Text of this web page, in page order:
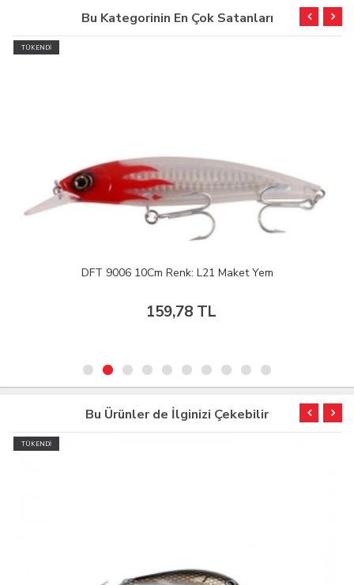
Bu Kategorinin En Çok Satanları
TÜKENDİ
DFT 9006 10Cm Renk: L21 Maket Yem
159,78 TL
Bu Ürünler de İlginizi Çekebilir
TÜKENDİ